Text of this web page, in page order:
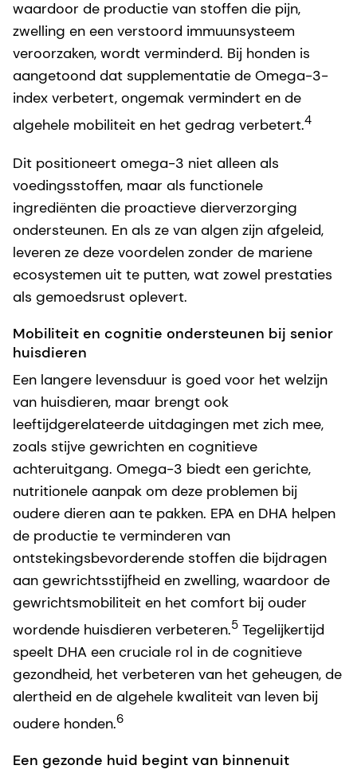
waardoor de productie van stoffen die pijn,
zwelling en een verstoord immuunsysteem
veroorzaken, wordt verminderd. Bij honden is
aangetoond dat supplementatie de Omega-3-
index verbetert, ongemak vermindert en de
algehele mobiliteit en het gedrag verbetert.4
Dit positioneert omega-3 niet alleen als
voedingsstoffen, maar als functionele
ingrediënten die proactieve dierverzorging
ondersteunen. En als ze van algen zijn afgeleid,
leveren ze deze voordelen zonder de mariene
ecosystemen uit te putten, wat zowel prestaties
als gemoedsrust oplevert.
Mobiliteit en cognitie ondersteunen bij senior
huisdieren
Een langere levensduur is goed voor het welzijn
van huisdieren, maar brengt ook
leeftijdgerelateerde uitdagingen met zich mee,
zoals stijve gewrichten en cognitieve
achteruitgang. Omega-3 biedt een gerichte,
nutritionele aanpak om deze problemen bij
oudere dieren aan te pakken. EPA en DHA helpen
de productie te verminderen van
ontstekingsbevorderende stoffen die bijdragen
aan gewrichtsstijfheid en zwelling, waardoor de
gewrichtsmobiliteit en het comfort bij ouder
wordende huisdieren verbeteren.5 Tegelijkertijd
speelt DHA een cruciale rol in de cognitieve
gezondheid, het verbeteren van het geheugen, de
alertheid en de algehele kwaliteit van leven bij
oudere honden.6
Een gezonde huid begint van binnenuit